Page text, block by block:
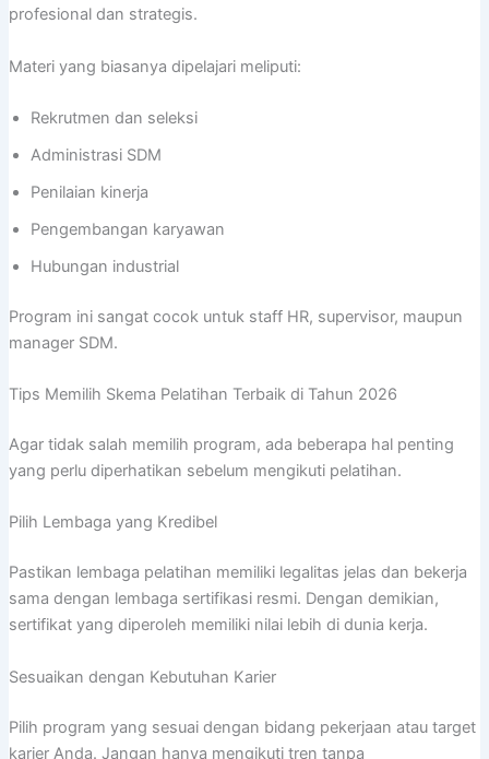
profesional dan strategis.
Materi yang biasanya dipelajari meliputi:
Rekrutmen dan seleksi
Administrasi SDM
Penilaian kinerja
Pengembangan karyawan
Hubungan industrial
Program ini sangat cocok untuk staff HR, supervisor, maupun
manager SDM.
Tips Memilih Skema Pelatihan Terbaik di Tahun 2026
Agar tidak salah memilih program, ada beberapa hal penting
yang perlu diperhatikan sebelum mengikuti pelatihan.
Pilih Lembaga yang Kredibel
Pastikan lembaga pelatihan memiliki legalitas jelas dan bekerja
sama dengan lembaga sertifikasi resmi. Dengan demikian,
sertifikat yang diperoleh memiliki nilai lebih di dunia kerja.
Sesuaikan dengan Kebutuhan Karier
Pilih program yang sesuai dengan bidang pekerjaan atau target
karier Anda. Jangan hanya mengikuti tren tanpa